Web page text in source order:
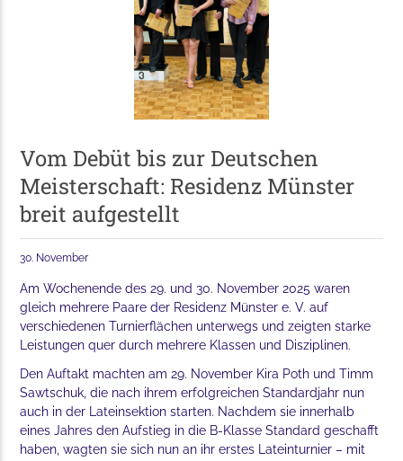
Vom Debüt bis zur Deutschen
Meisterschaft: Residenz Münster
breit aufgestellt
30. November
Am Wochenende des 29. und 30. November 2025 waren
gleich mehrere Paare der Residenz Münster e. V. auf
verschiedenen Turnierflächen unterwegs und zeigten starke
Leistungen quer durch mehrere Klassen und Disziplinen.
Den Auftakt machten am 29. November Kira Poth und Timm
Sawtschuk, die nach ihrem erfolgreichen Standardjahr nun
auch in der Lateinsektion starten. Nachdem sie innerhalb
eines Jahres den Aufstieg in die B-Klasse Standard geschafft
haben, wagten sie sich nun an ihr erstes Lateinturnier – mit